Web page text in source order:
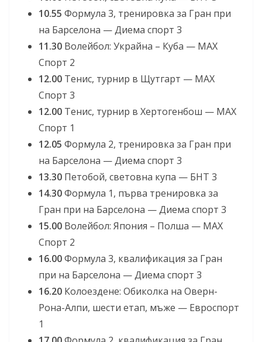
10.55 Формула 3, тренировка за Гран при
на Барселона — Диема спорт 3
11.30 Волейбол: Украйна – Куба — МАХ
Спорт 2
12.00 Тенис, турнир в Щутгарт — МАХ
Спорт 3
12.00 Тенис, турнир в Хертогенбош — МАХ
Спорт 1
12.05 Формула 2, тренировка за Гран при
на Барселона — Диема спорт 3
13.30 Петобой, световна купа — БНТ 3
14.30Формула 1, първа тренировка за
Гран при на Барселона — Диема спорт 3
15.00 Волейбол: Япония – Полша — МАХ
Спорт 2
16.00Формула 3, квалификация за Гран
при на Барселона — Диема спорт 3
16.20 Колоездене: Обиколка на Оверн-
Рона-Алпи, шести етап, мъже — Евроспорт
1